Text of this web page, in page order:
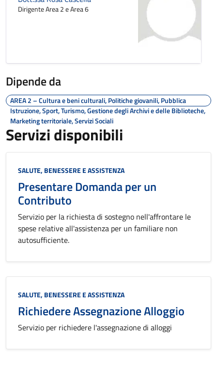
Dirigente Area 2 e Area 6
Dipende da
AREA 2 – Cultura e beni culturali, Politiche giovanili, Pubblica
Istruzione, Sport, Turismo, Gestione degli Archivi e delle Biblioteche,
Marketing territoriale, Servizi Sociali
Servizi disponibili
Categoria:
SALUTE, BENESSERE E ASSISTENZA
Presentare Domanda per un
Contributo
Servizio per la richiesta di sostegno nell'affrontare le
spese relative all'assistenza per un familiare non
autosufficiente.
Categoria:
SALUTE, BENESSERE E ASSISTENZA
Richiedere Assegnazione Alloggio
Servizio per richiedere l'assegnazione di alloggi